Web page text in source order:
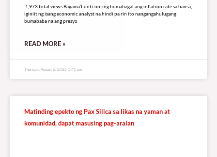
1,973 total views Bagama’t unti-unting bumabagal ang inflation rate sa bansa,
iginiit ng isang economic analyst na hindi pa rin ito nangangahulugang
bumababa na ang presyo
READ MORE »
Thursday, August 6, 2026 1:41 pm
Matinding epekto ng Pax Silica sa likas na yaman at
komunidad, dapat masusing pag-aralan